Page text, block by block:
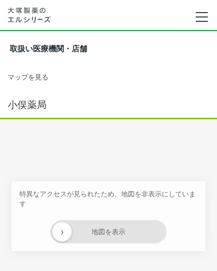
取扱い医療機関・店舗
マップを見る
小俣薬局
特異なアクセスが見られたため、地図を非表示にしていま
す
地図を表示
›